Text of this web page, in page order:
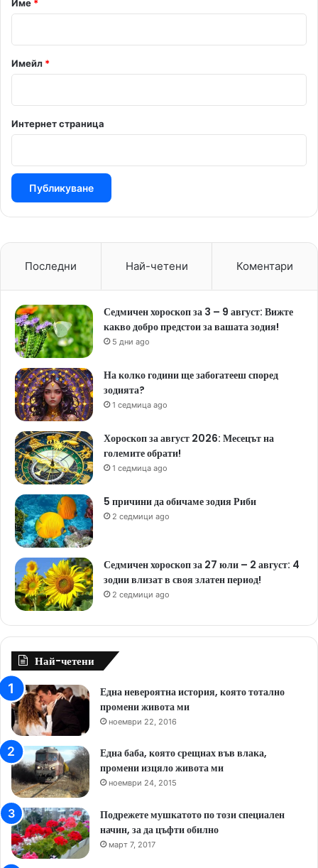
:
*
Име *
Имейл *
Интернет страница
Последни Най-четени Коментари
Седмичен хороскоп за 3 – 9 август: Вижте
какво добро предстои за вашата зодия!
5 дни ago
На колко години ще забогатееш според
зодията?
1 седмица ago
Хороскоп за август 2026: Месецът на
големите обрати!
1 седмица ago
5 причини да обичаме зодия Риби
2 седмици ago
Седмичен хороскоп за 27 юли – 2 август: 4
зодии влизат в своя златен период!
2 седмици ago
Най-четени
Една невероятна история, която тотално
промени живота ми
ноември 22, 2016
Една баба, която срещнах във влака,
промени изцяло живота ми
ноември 24, 2015
Подрежете мушкатото по този специален
начин, за да цъфти обилно
март 7, 2017